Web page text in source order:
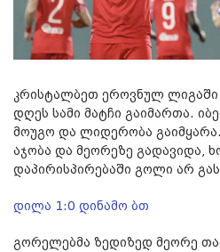
კრისტალბეთ ეროვნულ
დღეს სამი მატჩი გაიმართა.
მოუგო და ლიდერობა
აჯობა და მეორეზე გადავიდა,
დაპირისპირებაში გოლი არ
დილა 1:0 დინამო ბთ
გორელებმა ზედიზედ მეორე